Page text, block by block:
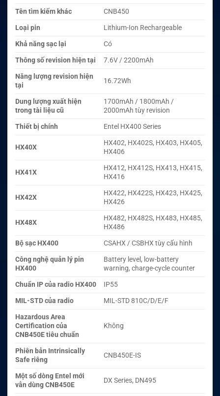
Tên tìm kiếm khác
CNB450
Loại pin
Lithium-Ion Rechargeable
Khả năng sạc lại
Có
Thông số revision hiện tại
7.6V / 2200mAh
Năng lượng revision hiện
tại
16.72Wh
Dung lượng xuất hiện
trong tài liệu cũ
1700mAh / 1800mAh /
2000mAh tùy revision
Thiết bị chính
Entel HX400 Series
HX40X
HX402, HX402S, HX403, HX405,
HX406
HX41X
HX412, HX412S, HX413, HX415,
HX416
HX42X
HX422, HX422S, HX423, HX425,
HX426
HX48X
HX482, HX482S, HX483, HX485,
HX486
Bộ sạc HX400
CSAHX / CSBHX tùy cấu hình
Công nghệ quản lý pin
HX400
Battery level, low-battery
warning, charge-cycle counter
Chuẩn IP của radio HX400
IP55
MIL-STD của radio
MIL-STD 810C/D/E/F
Hazardous Area
Certification của
CNB450E tiêu chuẩn
Không
Phiên bản Intrinsically
Safe riêng
CNB450E-IS
Một số dòng Entel mới
vẫn dùng CNB450E
DX Series, DN495